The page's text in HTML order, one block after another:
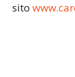
Corso della